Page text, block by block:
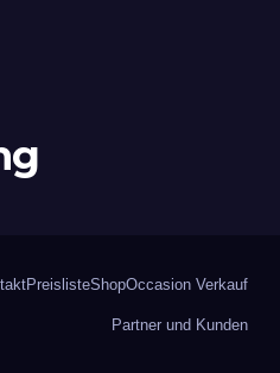
PreislisteShopOccasion Verkauf
Partner und Kunden